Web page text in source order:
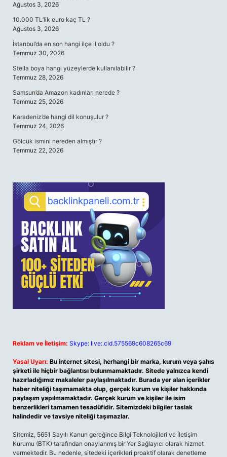
Ağustos 3, 2026
10.000 TL’lik euro kaç TL ?
Ağustos 3, 2026
İstanbul’da en son hangi ilçe il oldu ?
Temmuz 30, 2026
Stella boya hangi yüzeylerde kullanılabilir ?
Temmuz 28, 2026
Samsun’da Amazon kadınları nerede ?
Temmuz 25, 2026
Karadeniz’de hangi dil konuşulur ?
Temmuz 24, 2026
Gölcük ismini nereden almıştır ?
Temmuz 22, 2026
Reklam ve İletişim: Skype: live:.cid.575569c608265c69
Yasal Uyarı: Bu internet sitesi, herhangi bir marka, kurum veya şahıs
şirketi ile hiçbir bağlantısı bulunmamaktadır. Sitede yalnızca kendi
hazırladığımız makaleler paylaşılmaktadır. Burada yer alan içerikler
haber niteliği taşımamakta olup, gerçek kurum ve kişiler hakkında
paylaşım yapılmamaktadır. Gerçek kurum ve kişiler ile isim
benzerlikleri tamamen tesadüfidir. Sitemizdeki bilgiler taslak
halindedir ve tavsiye niteliği taşımazlar.
Sitemiz, 5651 Sayılı Kanun gereğince Bilgi Teknolojileri ve İletişim
Kurumu (BTK) tarafından onaylanmış bir Yer Sağlayıcı olarak hizmet
vermektedir. Bu nedenle, sitedeki içerikleri proaktif olarak denetleme